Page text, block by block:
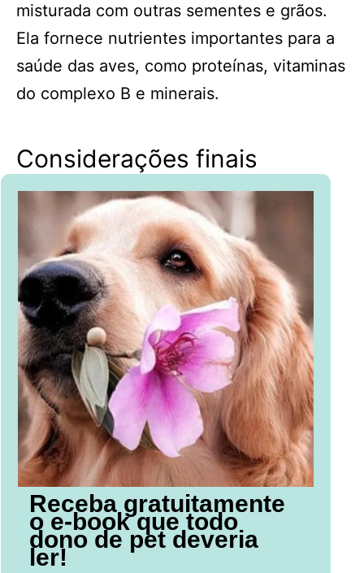
misturada com outras sementes e grãos.
Ela fornece nutrientes importantes para a
saúde das aves, como proteínas, vitaminas
do complexo B e minerais.
Considerações finais
Receba gratuitamente
o e-book que todo
dono de pet deveria
ler!